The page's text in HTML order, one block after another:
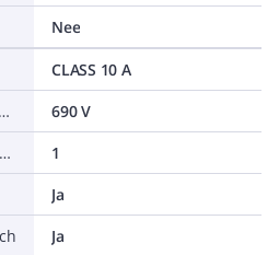
Nee
CLASS 10 A
Max. nom. bedrijfsspanning Ue
690 V
Aantal hulpcontacten als verbreekcontact
1
Ja
Ja